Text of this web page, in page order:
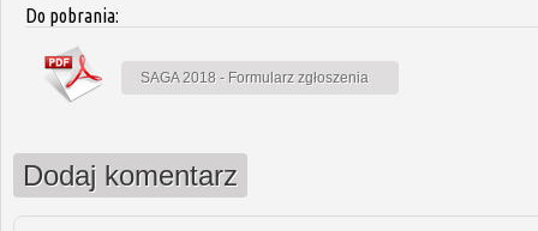
Do pobrania:
SAGA 2018 - Formularz zgłoszenia
Dodaj komentarz